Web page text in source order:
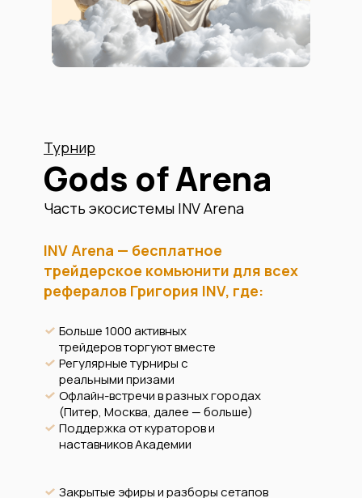
Gods of Arena
Турнир
INV Arena — бесплатное
трейдерское комьюнити для всех
рефералов Григория INV, где:
Часть экосистемы INV Arena
Больше 1000 активных
трейдеров торгуют вместе
Регулярные турниры с
реальными призами
Офлайн-встречи в разных городах
(Питер, Москва, далее — больше)
Поддержка от кураторов и
наставников Академии
Закрытые эфиры и разборы сетапов